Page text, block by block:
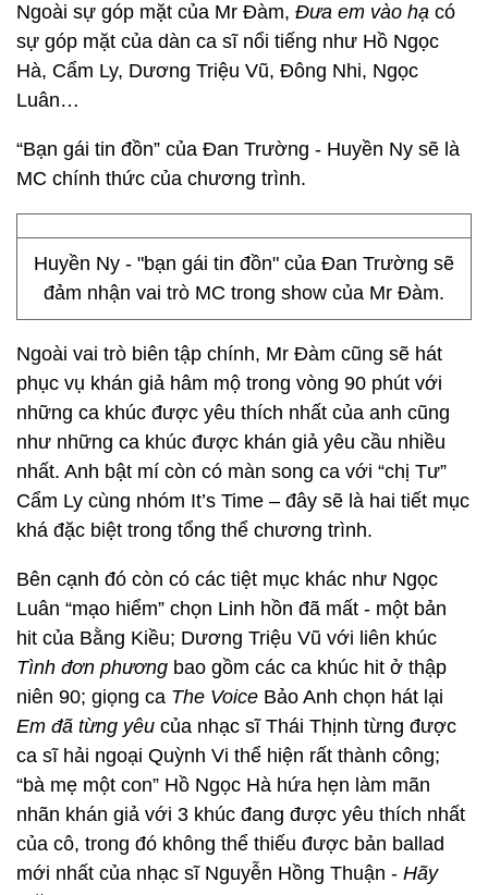
Ngoài sự góp mặt của Mr Đàm, Đưa em vào hạ có
sự góp mặt của dàn ca sĩ nổi tiếng như Hồ Ngọc
Hà, Cẩm Ly, Dương Triệu Vũ, Đông Nhi, Ngọc
Luân…
“Bạn gái tin đồn” của Đan Trường - Huyền Ny sẽ là
MC chính thức của chương trình.
Huyền Ny - "bạn gái tin đồn" của Đan Trường sẽ
đảm nhận vai trò MC trong show của Mr Đàm.
Ngoài vai trò biên tập chính, Mr Đàm cũng sẽ hát
phục vụ khán giả hâm mộ trong vòng 90 phút với
những ca khúc được yêu thích nhất của anh cũng
như những ca khúc được khán giả yêu cầu nhiều
nhất. Anh bật mí còn có màn song ca với “chị Tư”
Cẩm Ly cùng nhóm It’s Time – đây sẽ là hai tiết mục
khá đặc biệt trong tổng thể chương trình.
Bên cạnh đó còn có các tiệt mục khác như Ngọc
Luân “mạo hiểm” chọn Linh hồn đã mất - một bản
hit của Bằng Kiều; Dương Triệu Vũ với liên khúc
Tình đơn phương bao gồm các ca khúc hit ở thập
niên 90; giọng ca The Voice Bảo Anh chọn hát lại
Em đã từng yêu của nhạc sĩ Thái Thịnh từng được
ca sĩ hải ngoại Quỳnh Vi thể hiện rất thành công;
“bà mẹ một con” Hồ Ngọc Hà hứa hẹn làm mãn
nhãn khán giả với 3 khúc đang được yêu thích nhất
của cô, trong đó không thể thiếu được bản ballad
mới nhất của nhạc sĩ Nguyễn Hồng Thuận - Hãy